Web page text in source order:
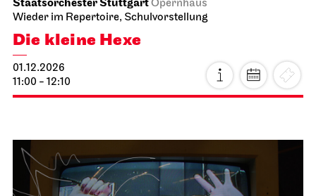
15.11.2026
10:00 - 10:30